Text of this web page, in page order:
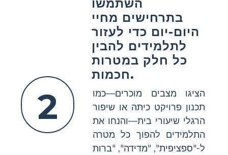
2
השתמשו
בתרחישים מחיי
היום-יום כדי לעזור
לתלמידים להבין
כל חלק במטרות
חכמות.
הציגו מצבים מוכרים—כמו
תכנון פרויקט כיתה או שיפור
הרגלי שיעורי בית—והנחו את
התלמידים להפוך כל מטרה
ל-"ספציפית", "מדידה", "ברות